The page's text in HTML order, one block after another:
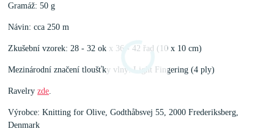
Gramáž: 50 g
Návin: cca 250 m
Zkušební vzorek: 28 - 32 ok x 36 - 42 řad (10 x 10 cm)
Mezinárodní značení tloušťky vlny: Light Fingering (4 ply)
Ravelryzde
Výrobce: Knitting for Olive, Godthåbsvej 55, 2000 Frederiksberg,
Denmark